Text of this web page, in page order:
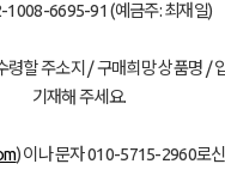
1008-6695-91 (예금주: 최재일)
령할 주소지 / 구매희망 상품명 /
기재해 주세요.
) 이나 문자 010-5715-2960로